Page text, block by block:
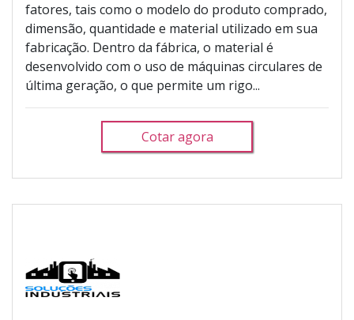
fatores, tais como o modelo do produto comprado,
dimensão, quantidade e material utilizado em sua
fabricação. Dentro da fábrica, o material é
desenvolvido com o uso de máquinas circulares de
última geração, o que permite um rigo...
Cotar agora